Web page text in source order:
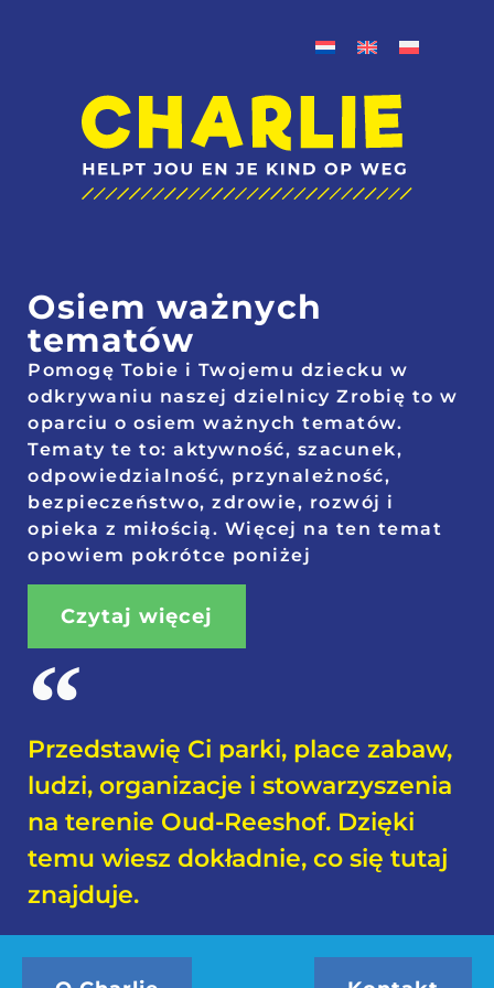
Osiem ważnych
tematów
Pomogę Tobie i Twojemu dziecku w
odkrywaniu naszej dzielnicy Zrobię to w
oparciu o osiem ważnych tematów.
Tematy te to: aktywność, szacunek,
odpowiedzialność, przynależność,
bezpieczeństwo, zdrowie, rozwój i
opieka z miłością. Więcej na ten temat
opowiem pokrótce poniżej
Czytaj więcej
Przedstawię Ci parki, place zabaw,
ludzi, organizacje i stowarzyszenia
na terenie Oud-Reeshof. Dzięki
temu wiesz dokładnie, co się tutaj
znajduje.